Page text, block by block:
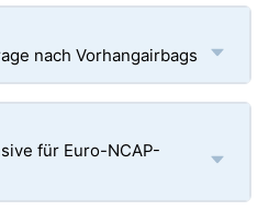
nach Vorhangairbags
für Euro-NCAP-